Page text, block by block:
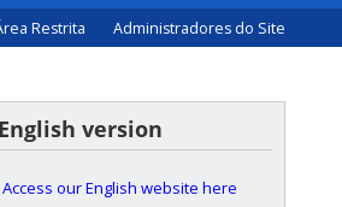
Restrita Administradores do Site
English version
Access our English website here